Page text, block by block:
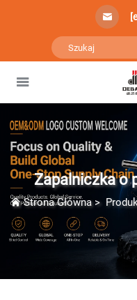
Zapalniczka o
Strona Główna>